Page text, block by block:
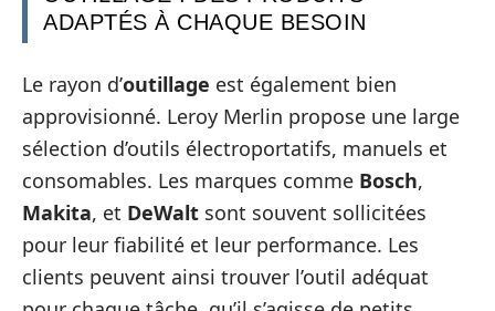
ADAPTÉS À CHAQUE BESOIN
Le rayon d’outillage est également bien
approvisionné. Leroy Merlin propose une large
sélection d’outils électroportatifs, manuels et
consomables. Les marques comme Bosch,
Makita, et DeWalt sont souvent sollicitées
pour leur fiabilité et leur performance. Les
clients peuvent ainsi trouver l’outil adéquat